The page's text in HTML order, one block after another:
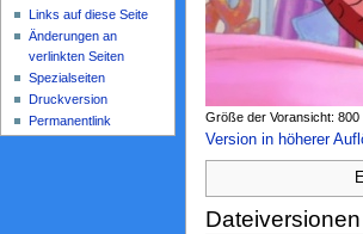
Größe der Voransicht: 800
Version in höherer
Dateiversionen
Links auf diese Seite
Änderungen an
verlinkten Seiten
Spezialseiten
Druckversion
Permanentlink